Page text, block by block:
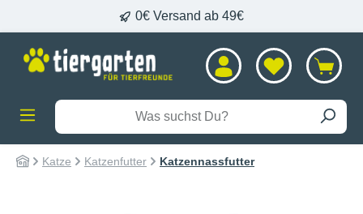
0€ Versand ab 49€
Katze Katzenfutter Katzennassfutter